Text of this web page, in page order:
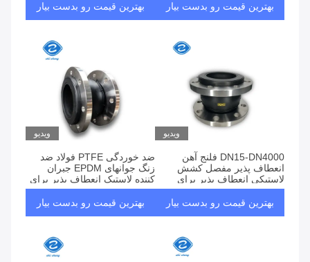
بهترین قیمت رو بدست بیار بهترین قیمت رو بدست بیار
ویدیو
DN15-DN4000 فلنج آهن
انعطاف پذیر مفصل کشش
لاستیکی انعطاف پذیر برای
صنعت شیمیایی
بهترین قیمت رو بدست بیار
ویدیو
ضد خوردگی PTFE فولاد ضد
زنگ جوانهای EPDM جبران
کننده لاستیک انعطاف پذیر برای
هوا
بهترین قیمت رو بدست بیار